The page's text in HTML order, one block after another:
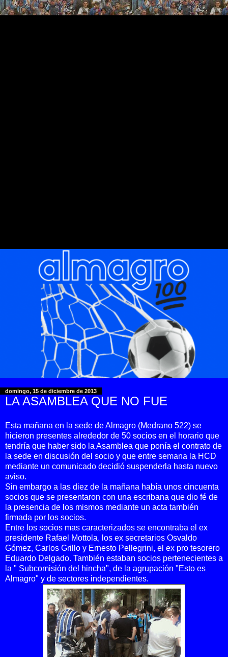
domingo, 15 de diciembre de 2013
LA ASAMBLEA QUE NO FUE
Esta mañana en la sede de Almagro (Medrano 522) se
hicieron presentes alrededor de 50 socios en el horario que
tendría que haber sido la Asamblea que ponía el contrato de
la sede en discusión del socio y que entre semana la HCD
mediante un comunicado decidió suspenderla hasta nuevo
aviso.
Sin embargo a las diez de la mañana había unos cincuenta
socios que se presentaron con una escribana que dio fé de
la presencia de los mismos mediante un acta también
firmada por los socios.
Entre los socios mas caracterizados se encontraba el ex
presidente Rafael Mottola, los ex secretarios Osvaldo
Gómez, Carlos Grillo y Ernesto Pellegrini, el ex pro tesorero
Eduardo Delgado. También estaban socios pertenecientes a
la " Subcomisión del hincha", de la agrupación "Esto es
Almagro" y de sectores independientes.